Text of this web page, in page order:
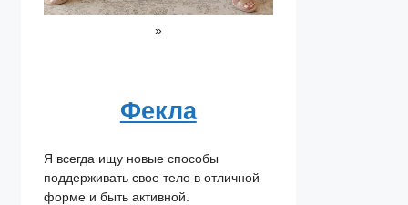
»
Фекла
Я всегда ищу новые способы
поддерживать свое тело в отличной
форме и быть активной.